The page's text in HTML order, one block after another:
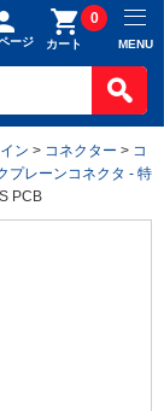
ージ カート
0
MENU
ン > コネクター > コ
プレーンコネクタ - 特
PCB